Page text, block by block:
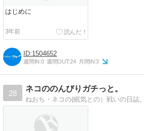
はじめに
3年前
1504652
週間IN:0 週間OUT:24 月間IN:3
28
ネコののんびりガチっと。